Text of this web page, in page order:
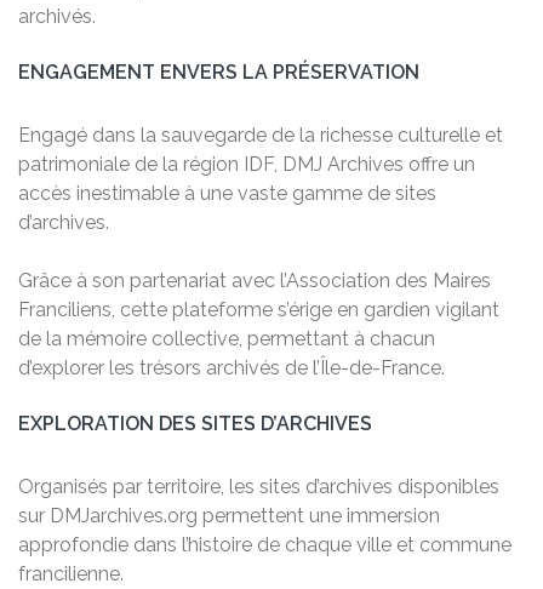
archivés.
ENGAGEMENT ENVERS LA PRÉSERVATION
Engagé dans la sauvegarde de la richesse culturelle et
patrimoniale de la région IDF, DMJ Archives offre un
accès inestimable à une vaste gamme de sites
d’archives.
Grâce à son partenariat avec l’Association des Maires
Franciliens, cette plateforme s’érige en gardien vigilant
de la mémoire collective, permettant à chacun
d’explorer les trésors archivés de l’Île-de-France.
EXPLORATION DES SITES D’ARCHIVES
Organisés par territoire, les sites d’archives disponibles
sur DMJarchives.org permettent une immersion
approfondie dans l’histoire de chaque ville et commune
francilienne.